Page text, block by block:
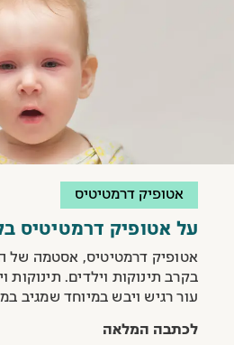
אטופיק דרמטיטיס
על אטופיק דרמטיטיס
אטופיק דרמטיטיס, אסטמה של
בקרב תינוקות וילדים. תינוקות
עור רגיש ויבש במיוחד שמגיב
בעור. בעקבות מזג האוויר החם,
לכתבה המלאה